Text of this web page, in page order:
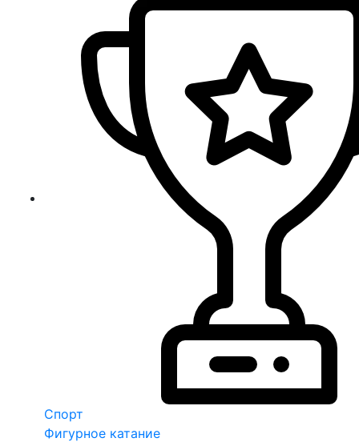
Спорт
Фигурное катание